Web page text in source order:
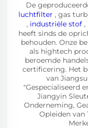
De
luchtfilter , gas
, industriële stof
heeft sinds de
behouden. Onze
als hightech
beroemde
certificering. Het
van
"Gespecialiseerd
Jiangyin
Onderneming,
Opleiden van